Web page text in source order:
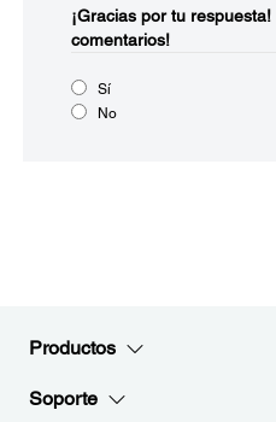
¡Gracias por tu respuesta!
comentarios!
Sí
No
Productos
Soporte